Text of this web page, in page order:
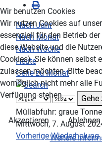
Nach Jahr
Nach Monat
Nach Woche
Heute
Gehe zu Monat
Müllabfuhr: graue
Mittwoch, 7. August
Vorherige Wiederholung
Wir benutzen Cookies
Wir nutzen Cookies auf
essenziell für den Betrieb
diese Website und die
Cookies). Sie können selbst
zulassen möchten. Bitte
womöglich nicht mehr alle
Verfügung stehen.
Akzeptieren
Ablehnen
Weitere